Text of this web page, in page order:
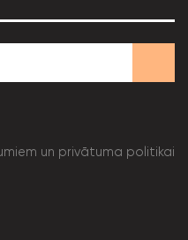
un privātuma politikai